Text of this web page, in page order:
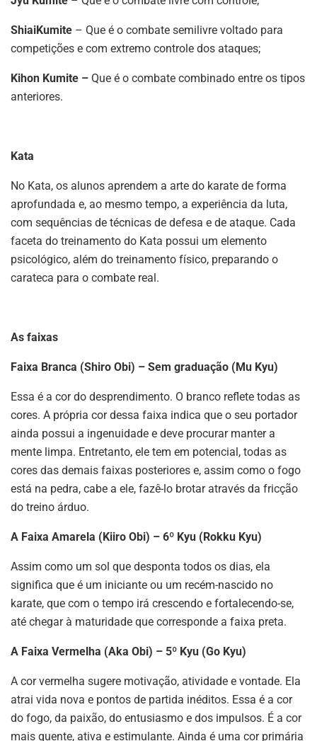
ShiaiKumite – Que é o combate semilivre voltado para
competições e com extremo controle dos ataques;
Kihon Kumite – Que é o combate combinado entre os tipos
anteriores.
Kata
No Kata, os alunos aprendem a arte do karate de forma
aprofundada e, ao mesmo tempo, a experiência da luta,
com sequências de técnicas de defesa e de ataque. Cada
faceta do treinamento do Kata possui um elemento
psicológico, além do treinamento físico, preparando o
carateca para o combate real.
As faixas
Faixa Branca (Shiro Obi) – Sem graduação (Mu Kyu)
Essa é a cor do desprendimento. O branco reflete todas as
cores. A própria cor dessa faixa indica que o seu portador
ainda possui a ingenuidade e deve procurar manter a
mente limpa. Entretanto, ele tem em potencial, todas as
cores das demais faixas posteriores e, assim como o fogo
está na pedra, cabe a ele, fazê-lo brotar através da fricção
do treino árduo.
A Faixa Amarela (Kiiro Obi) – 6º Kyu (Rokku Kyu)
Assim como um sol que desponta todos os dias, ela
significa que é um iniciante ou um recém-nascido no
karate, que com o tempo irá crescendo e fortalecendo-se,
até chegar à maturidade que corresponde a faixa preta.
A Faixa Vermelha (Aka Obi) – 5º Kyu (Go Kyu)
A cor vermelha sugere motivação, atividade e vontade. Ela
atrai vida nova e pontos de partida inéditos. Essa é a cor
do fogo, da paixão, do entusiasmo e dos impulsos. É a cor
mais quente, ativa e estimulante. Ainda é uma cor primária